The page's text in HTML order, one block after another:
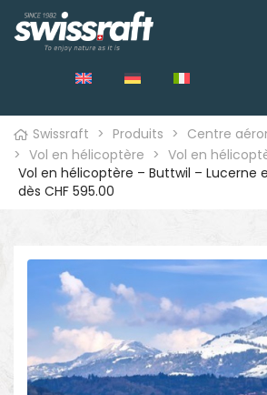
Swissraft > Produits > Centre
> Vol en hélicoptère > Vol en
Vol en hélicoptère – Buttwil – Lucerne
dès CHF 595.00